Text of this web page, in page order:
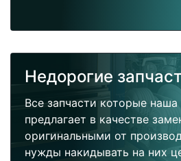
Недорогие
Все запчасти которые
предлагает в качестве
оригинальными от
нужды накидывать на них